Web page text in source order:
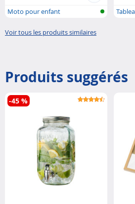
Moto pour enfant
Voir tous les produits similaires
Produits suggérés
-45 %